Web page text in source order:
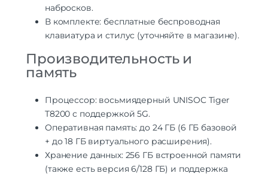
набросков.
В комплекте: бесплатные беспроводная
клавиатура и стилус (уточняйте в магазине).
Производительность и
память
Процессор: восьмиядерный UNISOC Tiger
T8200 с поддержкой 5G.
Оперативная память: до 24 ГБ (6 ГБ базовой
+ до 18 ГБ виртуального расширения).
Хранение данных: 256 ГБ встроенной памяти
(также есть версия 6/128 ГБ) и поддержка